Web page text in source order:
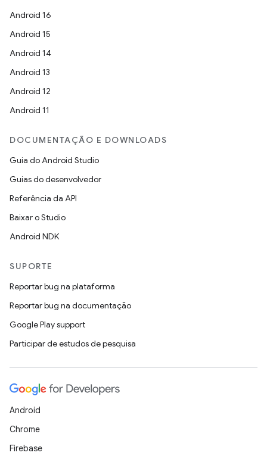
Android 16
Android 15
Android 14
Android 13
Android 12
Android 11
DOCUMENTAÇÃO E DOWNLOADS
Guia do Android Studio
Guias do desenvolvedor
Referência da API
Baixar o Studio
Android NDK
SUPORTE
Reportar bug na plataforma
Reportar bug na documentação
Google Play support
Participar de estudos de pesquisa
Android
Chrome
Firebase